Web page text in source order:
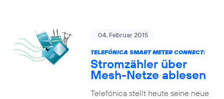
04. Februar 2015
TELEFÓNICA SMART METER CONNECT:
Stromzähler über
Mesh-Netze ablesen
Telefónica stellt heute seine neue